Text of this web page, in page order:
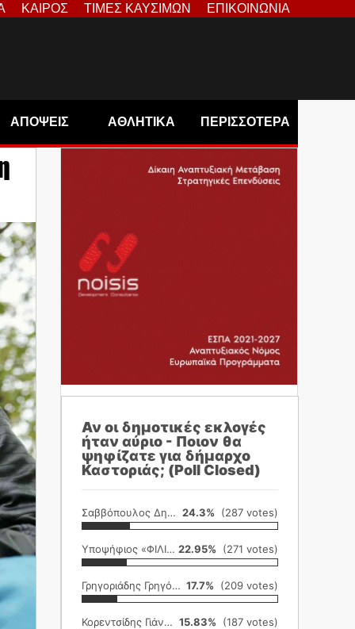
ΚΑΙΡΟΣ ΤΙΜΕΣ ΚΑΥΣΙΜΩΝ ΕΠΙΚΟΙΝΩΝΙΑ
ΑΠΟΨΕΙΣ ΑΘΛΗΤΙΚΑ ΠΕΡΙΣΣΟΤΕΡΑ
Αν οι δημοτικές εκλογές
ήταν αύριο - Ποιον θα
ψηφίζατε για δήμαρχο
Καστοριάς; (Poll Closed)
Σαββόπουλος Δημήτρης 24.3% (287 votes)
Υποψήφιος «ΦΙΛΙΚΗ ΕΤΑΙΡΕΙΑ» 22.95% (271 votes)
Γρηγοριάδης Γρηγόρης 17.7% (209 votes)
Κορεντσίδης Γιάννης 15.83% (187 votes)